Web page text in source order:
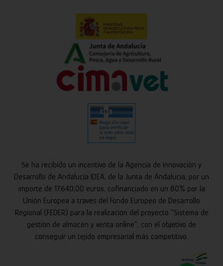
Se ha recibido un incentivo de la Agencia de Innovación y
Desarrollo de Andalucía IDEA, de la Junta de Andalucía, por un
importe de 17.640,00 euros, cofinanciado en un 80% por la
Unión Europea a través del Fondo Europeo de Desarrollo
Regional (FEDER) para la realización del proyecto “Sistema de
gestión de almacén y venta online”, con el objetivo de
conseguir un tejido empresarial más competitivo.